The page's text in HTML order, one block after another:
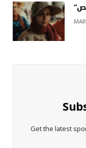
Get the latest